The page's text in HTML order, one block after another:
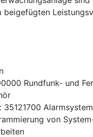
beigefügten
Rundfunk- und
35121700
von